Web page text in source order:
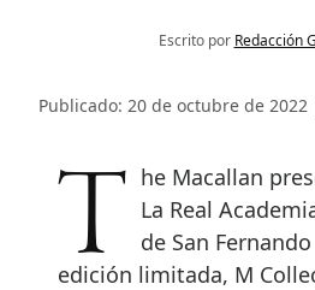
Escrito por Redacción
Publicado: 20 de octubre de
The Macallan presentó anoche en La Real
de San
edición limitada, M